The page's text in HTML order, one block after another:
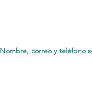
Nombre, correo y teléfono